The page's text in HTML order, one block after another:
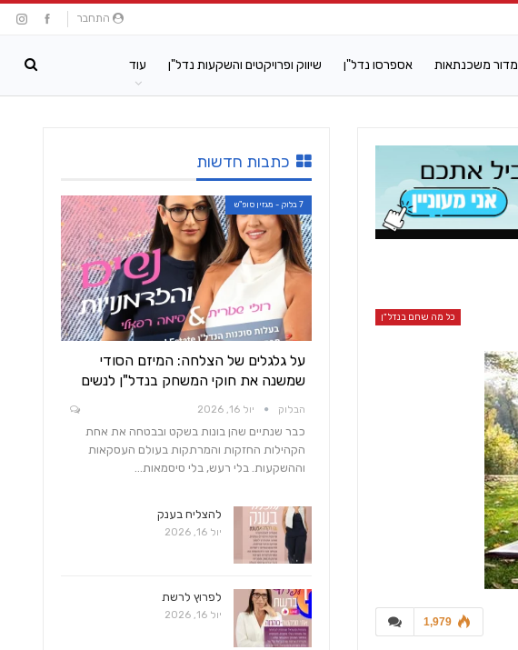
התחבר
מדור משכנתאות אספרסו נדל"ן שיווק ופרויקטים והשקעות נדל"ן עוד
כל מה שחם בנדל"ן
1,979
כתבות חדשות
7 בלוק - מגזין סופ"ש
על גלגלים של הצלחה: המיזם הסודי
שמשנה את חוקי המשחק בנדל"ן לנשים
הבלוק יול 16, 2026
כבר שנתיים שהן בונות בשקט ובבטחה את אחת
הקהילות החזקות והמרתקות בעולם העסקאות
וההשקעות. בלי רעש, בלי סיסמאות…
להצליח בענק
יול 16, 2026
לפרוץ לרשת
יול 16, 2026